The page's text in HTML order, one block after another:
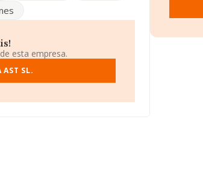
a los niveles de facturación
por ejemplo:
compañías como:
5.228 puestos pasando del
empresas:
; la empresa se posiciona mejor
esta empresa.
AST SL.